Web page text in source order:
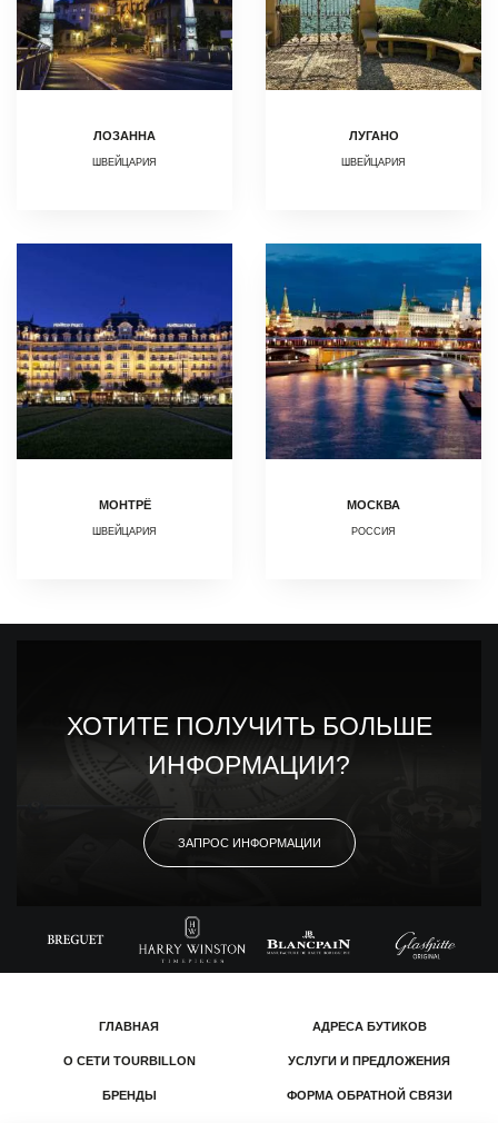
ЛОЗАННА
ШВЕЙЦАРИЯ
ЛУГАНО
ШВЕЙЦАРИЯ
МОНТРЁ
ШВЕЙЦАРИЯ
МОСКВА
РОССИЯ
ХОТИТЕ ПОЛУЧИТЬ БОЛЬШЕ
ИНФОРМАЦИИ?
ЗАПРОС ИНФОРМАЦИИ
ГЛАВНАЯ
О СЕТИ TOURBILLON
БРЕНДЫ
АДРЕСА БУТИКОВ
УСЛУГИ И ПРЕДЛОЖЕНИЯ
ФОРМА ОБРАТНОЙ СВЯЗИ